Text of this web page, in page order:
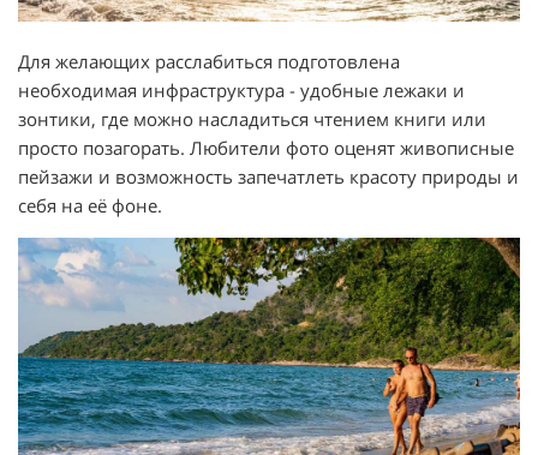
Для желающих расслабиться подготовлена
необходимая инфраструктура - удобные лежаки и
зонтики, где можно насладиться чтением книги или
просто позагорать. Любители фото оценят живописные
пейзажи и возможность запечатлеть красоту природы и
себя на её фоне.